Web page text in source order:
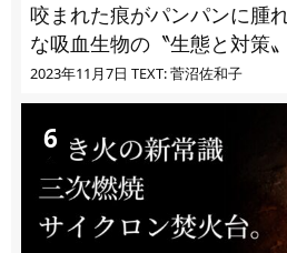
咬まれた痕がパンパンに腫
な吸血生物の〝生態と対策
ユ・ヌカカ】
2023年11月7日 TEXT: 菅沼佐和子